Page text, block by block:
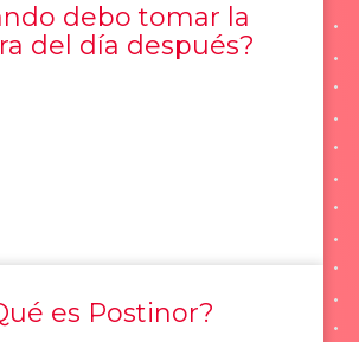
debo tomar la
del día después?
es Postinor?